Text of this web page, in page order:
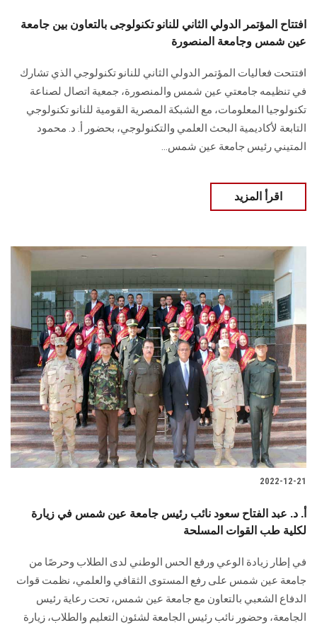
افتتاح المؤتمر الدولي الثاني للنانو تكنولوجى بالتعاون بين جامعة
عين شمس وجامعة المنصورة
افتتحت فعاليات المؤتمر الدولي الثاني للنانو تكنولوجي الذي تشارك
في تنظيمه جامعتي عين شمس والمنصورة، جمعية اتصال لصناعة
تكنولوجيا المعلومات، مع الشبكة المصرية القومية للنانو تكنولوجي
التابعة لأكاديمية البحث العلمي والتكنولوجي، بحضور أ. د. محمود
المتيني رئيس جامعة عين شمس...
اقرأ المزيد
2022-12-21
أ. د. عبد الفتاح سعود نائب رئيس جامعة عين شمس في زيارة
لكلية طب القوات المسلحة
في إطار زيادة الوعي ورفع الحس الوطني لدى الطلاب وحرصًا من
جامعة عين شمس على رفع المستوى الثقافي والعلمي، نظمت قوات
الدفاع الشعبي بالتعاون مع جامعة عين شمس، تحت رعاية رئيس
الجامعة، وحضور نائب رئيس الجامعة لشئون التعليم والطلاب، زيارة